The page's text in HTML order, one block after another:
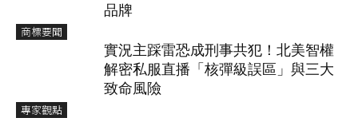
品牌
商標要聞
實況主踩雷恐成刑事共犯！北美智權
解密私服直播「核彈級誤區」與三大
致命風險
專家觀點